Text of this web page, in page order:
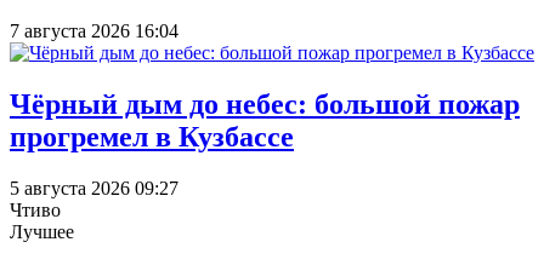
7 августа 2026 16:04
Чёрный дым до небес: большой пожар
прогремел в Кузбассе
5 августа 2026 09:27
Чтиво
Лучшее